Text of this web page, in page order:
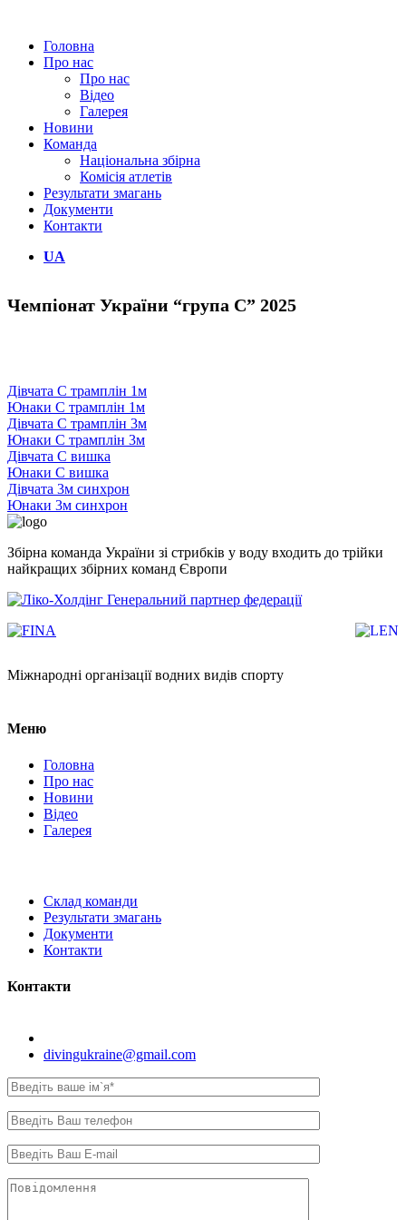
Головна
Про нас
Про нас
Відео
Галерея
Новини
Команда
Національна збірна
Комісія атлетів
Результати змагань
Документи
Контакти
UA
Чемпіонат України “група С” 2025
Дівчата С трамплін 1м
Юнаки С трамплін 1м
Дівчата С трамплін 3м
Юнаки С трамплін 3м
Дівчата С вишка
Юнаки С вишка
Дівчата 3м синхрон
Юнаки 3м синхрон
Збірна команда України зі стрибків у воду входить до трійки
найкращих збірних команд Європи
Генеральний партнер федерації
Міжнародні організації водних видів спорту
Меню
Головна
Про нас
Новини
Відео
Галерея
Склад команди
Результати змагань
Документи
Контакти
Контакти
divingukraine@gmail.com